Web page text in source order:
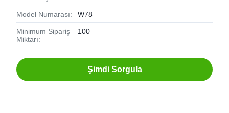
Model Numarası: W78
Minimum Sipariş
Miktarı:
100
Şimdi Sorgula